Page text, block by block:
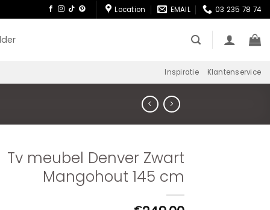
Location EMAIL 03 235 78 74
Inspiratie Klantenservice
Tv meubel Denver Zwart
Mangohout 145 cm